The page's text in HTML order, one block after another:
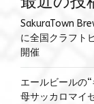
SakuraTown
に全国クラフト
開催
エールビールの
母サッカロマイ